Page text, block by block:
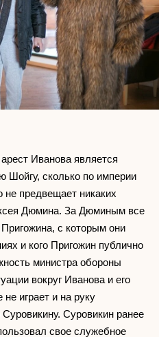
Иванова является
Шойгу, сколько по империи
не предвещает никаких
Дюмина. За Дюминым все
с которым они
и кого Пригожин публично
министра обороны
вокруг Иванова и его
играет и на руку
Суровикин ранее
свое служебное